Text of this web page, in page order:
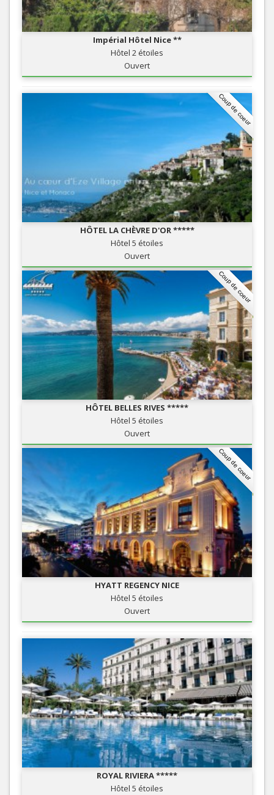
Impérial Hôtel Nice **
Hôtel 2 étoiles
Ouvert
Coup de coeur
HÔTEL LA CHÈVRE D'OR *****
Hôtel 5 étoiles
Ouvert
Coup de coeur
HÔTEL BELLES RIVES *****
Hôtel 5 étoiles
Ouvert
Coup de coeur
HYATT REGENCY NICE
Hôtel 5 étoiles
Ouvert
ROYAL RIVIERA *****
Hôtel 5 étoiles